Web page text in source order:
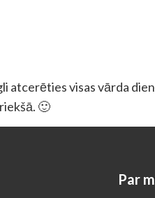
visas vārda
🙂
Par